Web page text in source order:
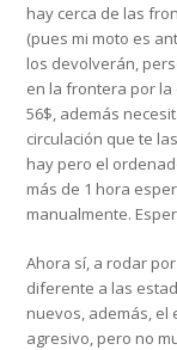
hay cerca de las
(pues mi moto es
los devolverán,
en la frontera por la
56$, además
circulación que te
hay pero el
más de 1 hora
manualmente.
Ahora sí, a rodar
diferente a las
nuevos, además, el
agresivo, pero no